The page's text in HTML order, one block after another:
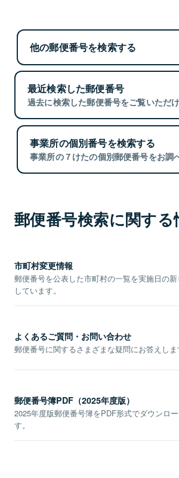
他の郵便番号を検索する
最近検索した郵便番号
過去に検索した郵便番号をご覧いただけ
事業所の個別番号を検索する
事業所の７けたの個別郵便番号をお調
郵便番号検索に関する
市町村変更情報
郵便番号を公表した市町村の一覧を実施日の
しています。
よくあるご質問・お問い合わせ
郵便番号に関するさまざまな疑問にお答えしま
郵便番号簿PDF（2025年度版）
2025年度版郵便番号簿をPDF形式でダウンロ
す。